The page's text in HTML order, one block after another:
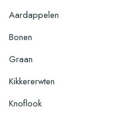
Aardappelen
Bonen
Graan
Kikkererwten
Knoflook